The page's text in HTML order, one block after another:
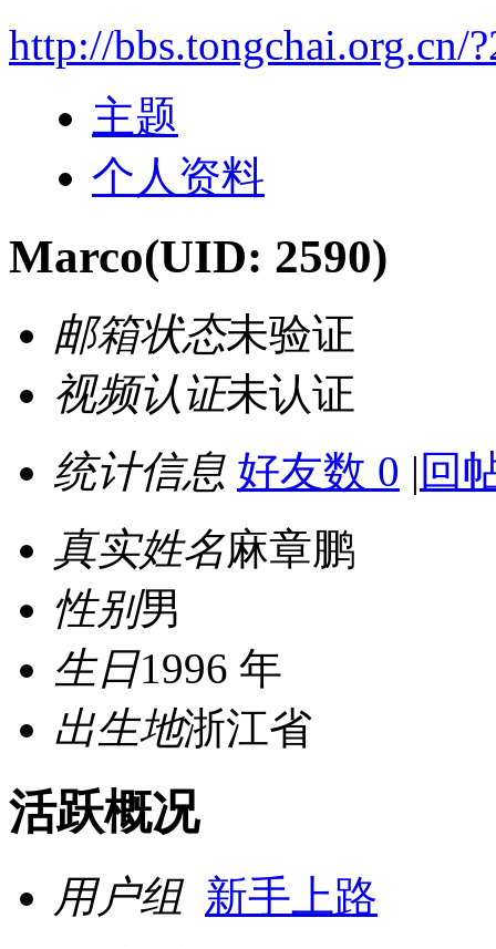
http://bbs.tongchai.org.cn/
主题
个人资料
Marco(UID: 2590)
邮箱状态未验证
视频认证未认证
统计信息 好友数 0 | 回
真实姓名麻章鹏
性别男
生日1996 年
出生地浙江省
活跃概况
用户组 新手上路